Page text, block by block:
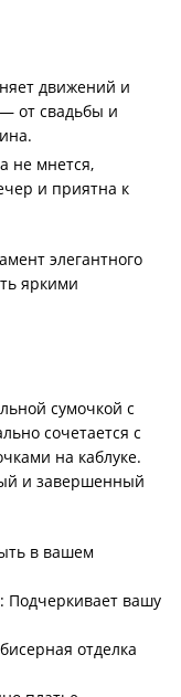
движений и
от свадьбы и
не мнется,
и приятна к
элегантного
яркими
сумочкой с
сочетается с
на каблуке.
и завершенный
в вашем
вашу
отделка